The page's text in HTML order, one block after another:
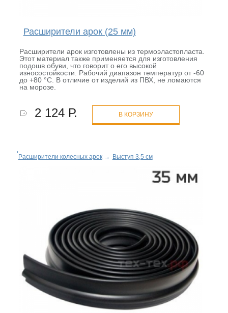
Расширители арок (25 мм)
Расширители арок изготовлены из термоэластопласта.
Этот материал также применяется для изготовления
подошв обуви, что говорит о его высокой
износостойкости. Рабочий диапазон температур от -60
до +80 °С. В отличие от изделий из ПВХ, не ломаются
на морозе.
2 124 Р. В КОРЗИНУ
Расширители колесных арок→ Выступ 3,5 см